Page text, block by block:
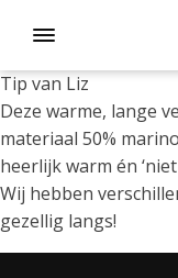
Tip van Liz
Deze warme, lange
materiaal 50%
heerlijk warm én
Wij hebben
gezellig langs!